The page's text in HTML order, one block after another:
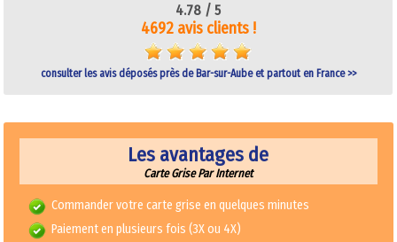
4.78 /5
4692 avis clients !
consulter les avis déposés près de Bar-sur-Aube et partout en France >>
Les avantages de
Carte Grise Par Internet
Commander votre carte grise en quelques minutes
Paiement en plusieurs fois (3X ou 4X)